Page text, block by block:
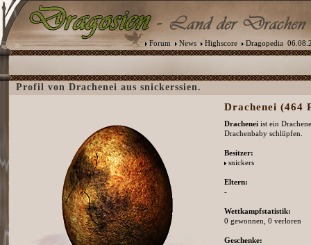
Forum News Highscore Dragopedia
Profil von Drachenei aus snickerssien.
Drachenei (464
Drachenei ist ein
Drachenbaby schlüpfen.
Besitzer:
snickers
Eltern:
-
Wettkampfstatistik:
0 gewonnen, 0 verloren
Geschenke: